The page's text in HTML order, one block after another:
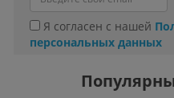
Я согласен с нашей
персональных данных